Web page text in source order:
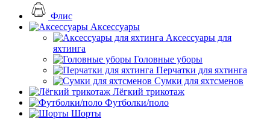
Флис
Аксессуары
Аксессуары для
яхтинга
Головные уборы
Перчатки для яхтинга
Сумки для яхтсменов
Лёгкий трикотаж
Футболки/поло
Шорты